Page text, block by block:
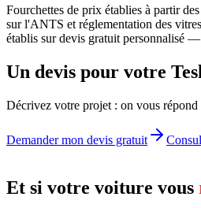
Fourchettes de prix établies à partir
sur l'ANTS et réglementation des
établis sur devis gratuit personnalisé
Un devis pour votre
Décrivez votre projet : on vous
Demander mon devis gratuit
Et si votre voiture vous